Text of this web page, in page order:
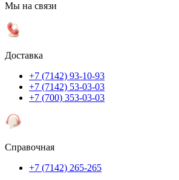
Мы на связи
Доставка
+7 (7142) 93-10-93
+7 (7142) 53-03-03
+7 (700) 353-03-03
Справочная
+7 (7142) 265-265